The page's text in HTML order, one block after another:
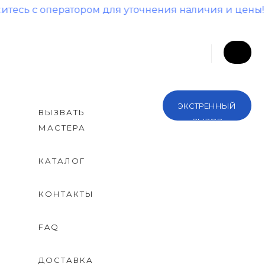
для уточнения наличия и цены!
ВЫЗВАТЬ
МАСТЕРА
КАТАЛОГ
КОНТАКТЫ
FAQ
ДОСТАВКА
ЭКСТРЕННЫЙ
ВЫЗОВ